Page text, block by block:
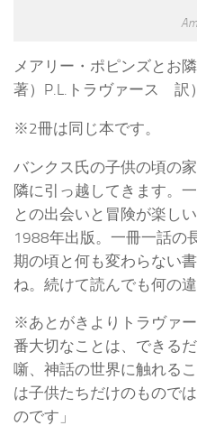
メアリー・ポピンズとお
著）P.L.トラヴァース 訳
※2冊は同じ本です。
バンクス氏の子供の頃の
隣に引っ越してきます。
との出会いと冒険が楽しい
1988年出版。一冊一話の
期の頃と何も変わらない
ね。続けて読んでも何の
※あとがきよりトラヴァ
番大切なことは、できる
噺、神話の世界に触れる
は子供たちだけのもので
のです」